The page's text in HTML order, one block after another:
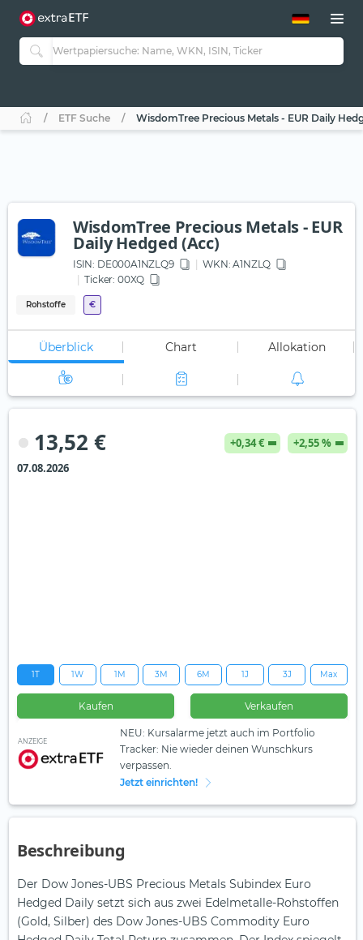
ETF-Guide 2.0
Guide Aktive ETFs
ETF-Sparpläne
ETF Suche WisdomTree Precious Metals - EUR Daily
WisdomTree Precious Metals - EUR
Daily Hedged (Acc)
ISIN: DE000A1NZLQ9 WKN: A1NZLQ
Ticker: 00XQ
Rohstoffe €
Überblick Chart Allokation
13,52 € +0,34 €
+2,55 %
07.08.2026
1T 1W 1M 3M 6M 1J 3J Max
Kaufen Verkaufen
ANZEIGE
NEU: Kursalarme jetzt auch im Portfolio
Tracker: Nie wieder deinen Wunschkurs
verpassen.
Jetzt einrichten!
Beschreibung
Der Dow Jones-UBS Precious Metals Subindex Euro
Hedged Daily setzt sich aus zwei Edelmetalle-Rohstoffen
(Gold, Silber) des Dow Jones-UBS Commodity Euro